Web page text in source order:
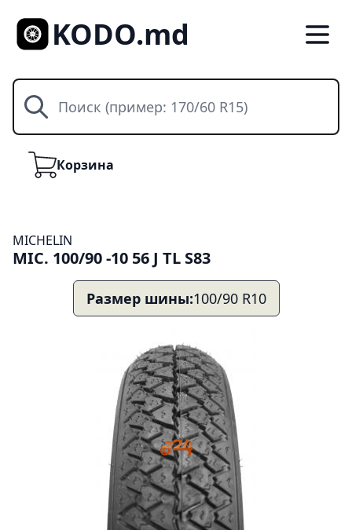
KODO.md
Поиск
КорзинаКорзина
MICHELIN
MIC. 100/90 -10 56 J TL S83
Размер шины:100/90 R10